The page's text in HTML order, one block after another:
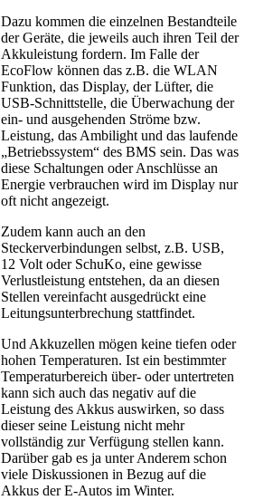
Dazu kommen die einzelnen Bestandteile
der Geräte, die jeweils auch ihren Teil der
Akkuleistung fordern. Im Falle der
EcoFlow können das z.B. die WLAN
Funktion, das Display, der Lüfter, die
USB-Schnittstelle, die Überwachung der
ein- und ausgehenden Ströme bzw.
Leistung, das Ambilight und das laufende
„Betriebssystem“ des BMS sein. Das was
diese Schaltungen oder Anschlüsse an
Energie verbrauchen wird im Display nur
oft nicht angezeigt.
Zudem kann auch an den
Steckerverbindungen selbst, z.B. USB,
12 Volt oder SchuKo, eine gewisse
Verlustleistung entstehen, da an diesen
Stellen vereinfacht ausgedrückt eine
Leitungsunterbrechung stattfindet.
Und Akkuzellen mögen keine tiefen oder
hohen Temperaturen. Ist ein bestimmter
Temperaturbereich über- oder untertreten
kann sich auch das negativ auf die
Leistung des Akkus auswirken, so dass
dieser seine Leistung nicht mehr
vollständig zur Verfügung stellen kann.
Darüber gab es ja unter Anderem schon
viele Diskussionen in Bezug auf die
Akkus der E-Autos im Winter.